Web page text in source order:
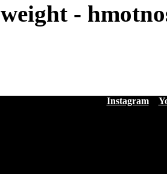
weight -
Instagram